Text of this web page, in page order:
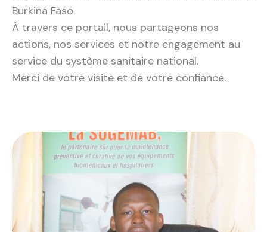
Burkina Faso.
À travers ce portail, nous partageons nos
actions, nos services et notre engagement au
service du système sanitaire national.
Merci de votre visite et de votre confiance.